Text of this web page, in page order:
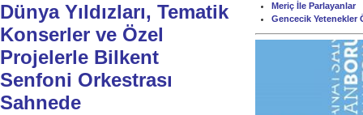
Dünya Yıldızları, Tematik
Konserler ve Özel
Projelerle Bilkent
Senfoni Orkestrası
Sahnede
Meriç İle Parlayanlar
Gencecik Yetenekler